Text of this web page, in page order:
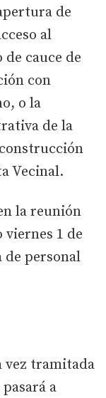
de
al
cauce de
con
o la
de la
Vecinal.
la reunión
1 de
de personal
vez tramitada
a